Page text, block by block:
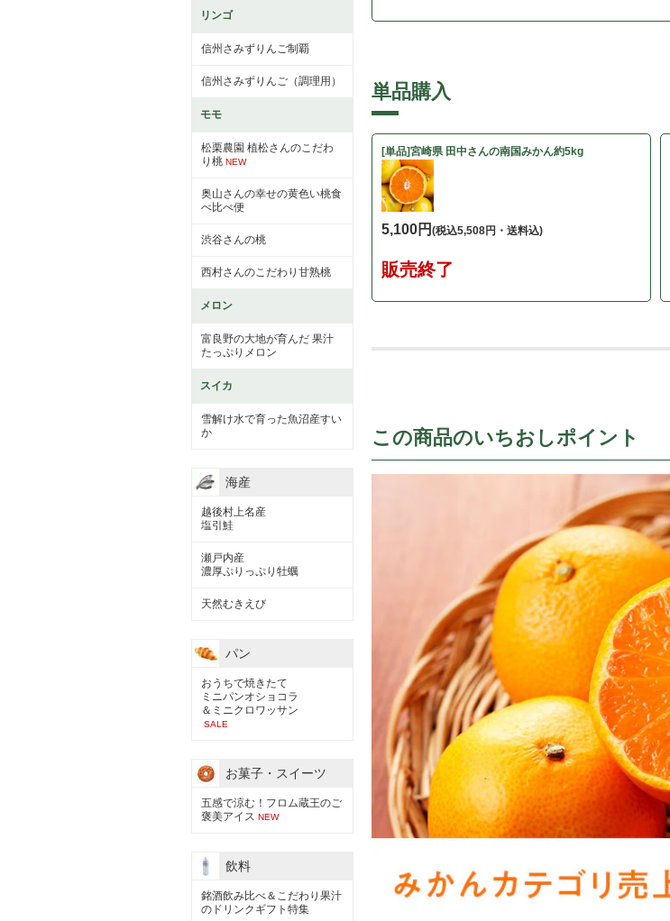
単品購入
[単品]宮崎県 田中さんの南国みかん約5kg
5,100円 (税込5,508円・送料込)
販売終了
この商品のいちおしポイント
リンゴ
信州さみずりんご制覇
信州さみずりんご（調理用）
モモ
松栗農園 植松さんのこだわ
り桃 NEW
奥山さんの幸せの黄色い桃食
べ比べ便
渋谷さんの桃
西村さんのこだわり甘熟桃
メロン
富良野の大地が育んだ 果汁
たっぷりメロン
スイカ
雪解け水で育った魚沼産すい
か
海産
越後村上名産
塩引鮭
瀬戸内産
濃厚ぷりっぷり牡蠣
天然むきえび
パン
おうちで焼きたて
ミニパンオショコラ
＆ミニクロワッサン
SALE
お菓子・スイーツ
五感で涼む！フロム蔵王のご
褒美アイス NEW
飲料
銘酒飲み比べ＆こだわり果汁
のドリンクギフト特集